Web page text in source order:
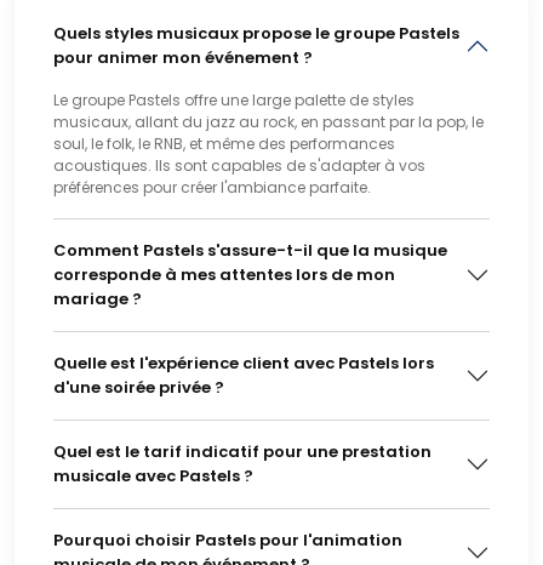
Quels styles musicaux propose le groupe Pastels
pour animer mon événement ?
Le groupe Pastels offre une large palette de styles
musicaux, allant du jazz au rock, en passant par la pop, le
soul, le folk, le RNB, et même des performances
acoustiques. Ils sont capables de s'adapter à vos
préférences pour créer l'ambiance parfaite.
Comment Pastels s'assure-t-il que la musique
corresponde à mes attentes lors de mon
mariage ?
Quelle est l'expérience client avec Pastels lors
d'une soirée privée ?
Quel est le tarif indicatif pour une prestation
musicale avec Pastels ?
Pourquoi choisir Pastels pour l'animation